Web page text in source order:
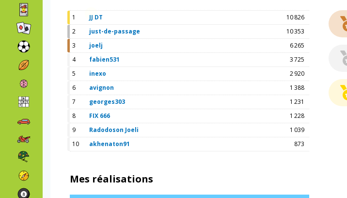
1 JJ DT
10 826
2
just-de-passage
10 353
3
joelj
6 265
4
fabien531
3 725
5
inexo
2 920
6
avignon
1 388
7
georges303
1 231
8
FIX 666
1 228
9
Radodoson Joeli
1 039
10
akhenaton91 873
Mes réalisations